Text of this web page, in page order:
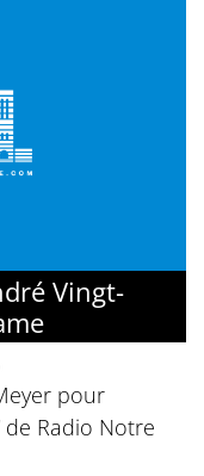
Vingt-
pour
de Radio Notre